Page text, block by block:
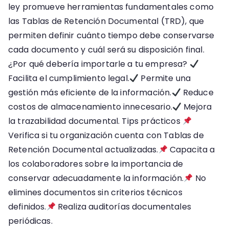
las
empresas
en
Colombia?
ley promueve herramientas fundamentales como
las Tablas de Retención Documental (TRD), que
permiten definir cuánto tiempo debe conservarse
cada documento y cuál será su disposición final.
¿Por qué debería importarle a tu empresa?
Facilita el cumplimiento legal.
Permite una
gestión más eficiente de la información.
Reduce
costos de almacenamiento innecesario.
Mejora
la trazabilidad documental. Tips prácticos
Verifica si tu organización cuenta con Tablas de
Retención Documental actualizadas.
Capacita a
los colaboradores sobre la importancia de
conservar adecuadamente la información.
No
elimines documentos sin criterios técnicos
definidos.
Realiza auditorías documentales
periódicas.